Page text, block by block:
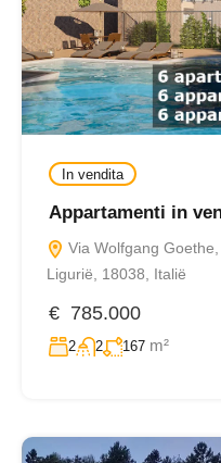
In vendita
Appartamenti in
Via Wolfgang
Ligurië, 18038, Italië
€ 785.000
2 2 167 m²